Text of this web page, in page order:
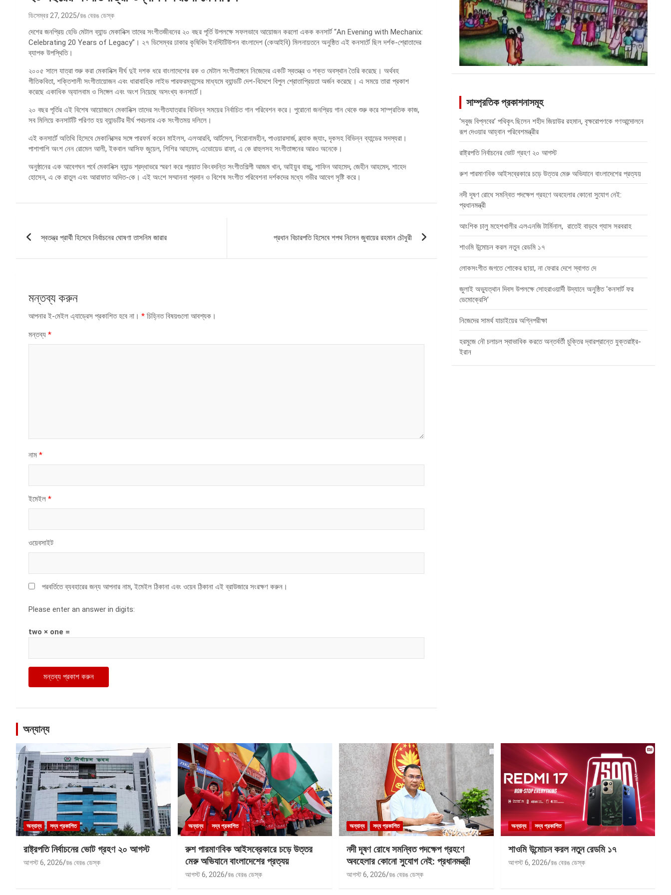
ডিসেম্বর 27, 2025 রঙ বেরঙ ডেস্ক
দেশের জনপ্রিয় হেভি মেটাল ব্যান্ড মেকানিক্স তাদের সংগীতজীবনের ২০ বছর পূর্তি উপলক্ষে সফলভাবে আয়োজন করলো একক কনসার্ট “An Evening with Mechanix:
Celebrating 20 Years of Legacy”। ২৭ ডিসেম্বর ঢাকার কৃষিবিদ ইনস্টিটিউশন বাংলাদেশ (কেআইবি) মিলনায়তনে অনুষ্ঠিত এই কনসার্টে ছিল দর্শক-শ্রোতাদের
ব্যাপক উপস্থিতি।
২০০৫ সালে যাত্রা শুরু করা মেকানিক্স দীর্ঘ দুই দশক ধরে বাংলাদেশের রক ও মেটাল সংগীতাঙ্গনে নিজেদের একটি স্বতন্ত্র ও শক্ত অবস্থান তৈরি করেছে। অর্থবহ
গীতিকবিতা, শক্তিশালী সংগীতায়োজন এবং ধারাবাহিক লাইভ পারফরম্যান্সের মাধ্যমে ব্যান্ডটি দেশ-বিদেশে বিপুল শ্রোতাপ্রিয়তা অর্জন করেছে। এ সময়ে তারা প্রকাশ
করেছে একাধিক অ্যালবাম ও সিঙ্গেল এবং অংশ নিয়েছে অসংখ্য কনসার্টে।
২০ বছর পূর্তির এই বিশেষ আয়োজনে মেকানিক্স তাদের সংগীতযাত্রার বিভিন্ন সময়ের নির্বাচিত গান পরিবেশন করে। পুরোনো জনপ্রিয় গান থেকে শুরু করে সাম্প্রতিক কাজ,
সব মিলিয়ে কনসার্টটি পরিণত হয় ব্যান্ডটির দীর্ঘ পথচলার এক সংগীতময় দলিলে।
এই কনসার্টে অতিথি হিসেবে মেকানিক্সের সঙ্গে পারফর্ম করেন মাইলস, এলআরবি, আর্টসেল, শিরোনামহীন, পাওয়ারসার্জ, ব্ল্যাক জ্যাং, দৃকসহ বিভিন্ন ব্যান্ডের সদস্যরা।
পাশাপাশি অংশ নেন রোমেল আলী, ইকবাল আসিফ জুয়েল, শিশির আহমেদ, এভোয়েড রাফা, এ কে রাহুলসহ সংগীতাঙ্গনের আরও অনেকে।
অনুষ্ঠানের এক আবেগঘন পর্বে মেকানিক্স ব্যান্ড শ্রদ্ধাভরে স্মরণ করে প্রয়াত কিংবদন্তি সংগীতশিল্পী আজম খান, আইয়ুব বাচ্চু, শাফিন আহমেদ, জেহীন আহমেদ, শাহেদ
হোসেন, এ কে রাতুল এবং আরাফাত অদিত-কে। এই অংশে সম্মাননা প্রদান ও বিশেষ সংগীত পরিবেশনা দর্শকদের মধ্যে গভীর আবেগ সৃষ্টি করে।
ন্যাভিগেশন
স্বতন্ত্র প্রার্থী হিসেবে নির্বাচনের ঘোষণা তাসনিম জারার প্রধান বিচারপতি হিসেবে শপথ নিলেন জুবায়ের রহমান চৌধুরী
মন্তব্য করুন
আপনার ই-মেইল এ্যাড্রেস প্রকাশিত হবে না। * চিহ্নিত বিষয়গুলো আবশ্যক।
মন্তব্য *
নাম *
ইমেইল *
ওয়েবসাইট
পরবর্তিতে ব্যবহারের জন্য আপনার নাম, ইমেইল ঠিকানা এবং ওয়েব ঠিকানা এই ব্রাউজারে সংরক্ষণ করুন।
Please enter an answer in digits:
two × one =
সাম্প্রতিক প্রকাশনাসমূহ
‘সবুজ বিপ্লবের’ পথিকৃৎ ছিলেন শহীদ জিয়াউর রহমান, বৃক্ষরোপণকে গণআন্দোলনে
রূপ দেওয়ার আহ্বান পরিবেশমন্ত্রীর
রাষ্ট্রপতি নির্বাচনের ভোট গ্রহণ ২০ আগস্ট
রুশ পারমাণবিক আইসব্রেকারে চড়ে উত্তর মেরু অভিযানে বাংলাদেশের প্রত্যয়
নদী দূষণ রোধে সমন্বিত পদক্ষেপ গ্রহণে অবহেলার কোনো সুযোগ নেই:
প্রধানমন্ত্রী
আংশিক চালু মহেশখালীর এলএনজি টার্মিনাল, রাতেই বাড়বে গ্যাস সরবরাহ
শাওমি উন্মোচন করল নতুন রেডমি ১৭
লোকসংগীত জগতে শোকের ছায়া, না ফেরার দেশে স্বাগত দে
জুলাই অভ্যুত্থান দিবস উপলক্ষে সোহরাওয়ার্দী উদ্যানে অনুষ্ঠিত ‘কনসার্ট ফর
ডেমোক্রেসি’
নিজেদের সামর্থ যাচাইয়ের অগ্নিপরীক্ষা
হরমুজে নৌ চলাচল স্বাভাবিক করতে অন্তর্বর্তী চুক্তির দ্বারপ্রান্তে যুক্তরাষ্ট্র-
ইরান
অন্যান্য
অন্যান্য সদ্য প্রকাশিত
রাষ্ট্রপতি নির্বাচনের ভোট গ্রহণ ২০ আগস্ট
আগস্ট 6, 2026 রঙ বেরঙ ডেস্ক
অন্যান্য সদ্য প্রকাশিত
রুশ পারমাণবিক আইসব্রেকারে চড়ে উত্তর
মেরু অভিযানে বাংলাদেশের প্রত্যয়
আগস্ট 6, 2026 রঙ বেরঙ ডেস্ক
অন্যান্য সদ্য প্রকাশিত
নদী দূষণ রোধে সমন্বিত পদক্ষেপ গ্রহণে
অবহেলার কোনো সুযোগ নেই: প্রধানমন্ত্রী
আগস্ট 6, 2026 রঙ বেরঙ ডেস্ক
অন্যান্য সদ্য প্রকাশিত
শাওমি উন্মোচন করল নতুন রেডমি ১৭
আগস্ট 6, 2026 রঙ বেরঙ ডেস্ক